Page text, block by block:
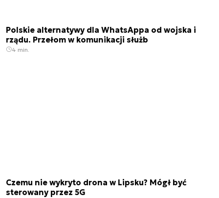
Polskie alternatywy dla WhatsAppa od wojska i
rządu. Przełom w komunikacji służb
4 min.
Czemu nie wykryto drona w Lipsku? Mógł być
sterowany przez 5G